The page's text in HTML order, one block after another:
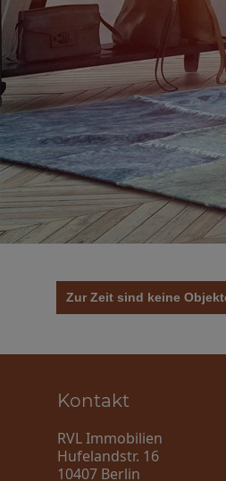
Zur Zeit sind keine
Kontakt
RVL Immobilien
Hufelandstr. 16
10407 Berlin